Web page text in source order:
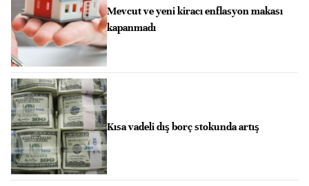
Mevcut ve yeni kiracı enflasyon makası
kapanmadı
Kısa vadeli dış borç stokunda artış